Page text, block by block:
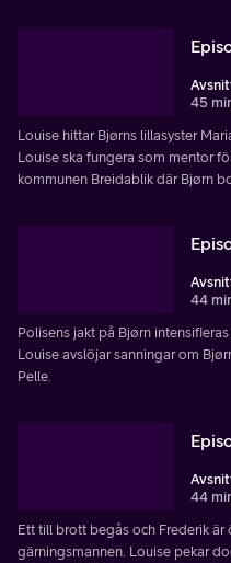
45
Louise hittar Bjørns lillasyster
Louise ska fungera som mentor
kommunen Breidablik där Bjørn
44
Polisens jakt på Bjørn
Louise avslöjar sanningar om
Pelle.
44
Ett till brott begås och Frederik
gärningsmannen. Louise pekar